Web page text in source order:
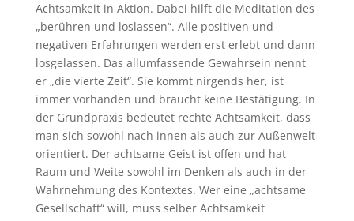
Achtsamkeit in Aktion. Dabei hilft die Meditation des
„berühren und loslassen“. Alle positiven und
negativen Erfahrungen werden erst erlebt und dann
losgelassen. Das allumfassende Gewahrsein nennt
er „die vierte Zeit“. Sie kommt nirgends her, ist
immer vorhanden und braucht keine Bestätigung. In
der Grundpraxis bedeutet rechte Achtsamkeit, dass
man sich sowohl nach innen als auch zur Außenwelt
orientiert. Der achtsame Geist ist offen und hat
Raum und Weite sowohl im Denken als auch in der
Wahrnehmung des Kontextes. Wer eine „achtsame
Gesellschaft“ will, muss selber Achtsamkeit